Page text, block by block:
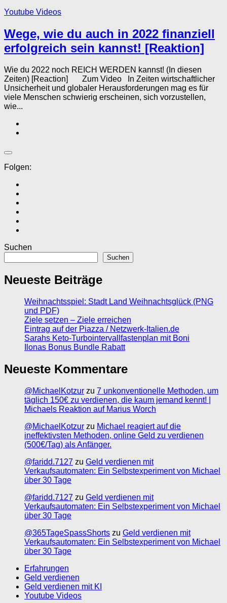
Youtube Videos
Wege, wie du auch in 2022 finanziell
erfolgreich sein kannst! [Reaktion]
Wie du 2022 noch REICH WERDEN kannst! (In diesen
Zeiten) [Reaction] Zum Video In Zeiten wirtschaftlicher
Unsicherheit und globaler Herausforderungen mag es für
viele Menschen schwierig erscheinen, sich vorzustellen,
wie...
Folgen:
Suchen
Suchen
Neueste Beiträge
Weihnachtsspiel: Stadt Land Weihnachtsglück (PNG
und PDF)
Ziele setzen – Ziele erreichen
Eintrag auf der Piazza / Netzwerk-Italien.de
Sarahs Keto-Turbointervallfastenplan mit Boni
Ilonas Bonus Bundle Rabatt
Neueste Kommentare
@MichaelKotzur zu 7 unkonventionelle Methoden, um
täglich 150€ zu verdienen, die kaum jemand kennt! |
Michaels Reaktion auf Marius Worch
@MichaelKotzur zu Michael reagiert auf die
ineffektivsten Methoden, online Geld zu verdienen
(500€/Tag) als Anfänger.
@faridd.7127 zu Geld verdienen mit
Verkaufsautomaten: Ein Selbstexperiment von Michael
über 30 Tage
@faridd.7127 zu Geld verdienen mit
Verkaufsautomaten: Ein Selbstexperiment von Michael
über 30 Tage
@365TageSpassShorts zu Geld verdienen mit
Verkaufsautomaten: Ein Selbstexperiment von Michael
über 30 Tage
Erfahrungen
Geld verdienen
Geld verdienen mit KI
Youtube Videos